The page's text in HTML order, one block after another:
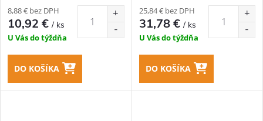
8,88 € bez DPH
10,92 €/ ks
U Vás do týždňa
DO KOŠÍKA
25,84 € bez DPH
31,78 €/ ks
U Vás do týždňa
DO KOŠÍKA